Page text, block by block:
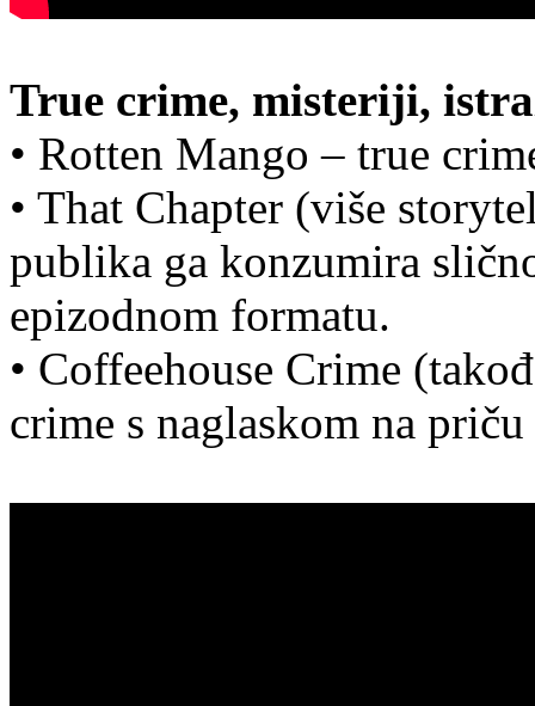
True crime, misteriji,
• Rotten Mango – true
• That Chapter (više
publika ga konzumira
epizodnom formatu.
• Coffeehouse Crime
crime s naglaskom na